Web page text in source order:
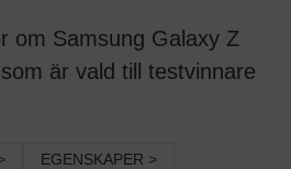
om Samsung Galaxy Z
är vald till testvinnare
EGENSKAPER >